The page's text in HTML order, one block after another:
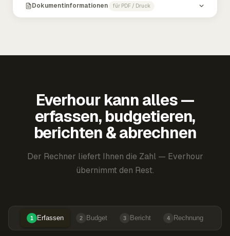
Dokumentinformationen für PDF / Druck
Everhour kann alles —
erfassen, budgetieren,
berichten & abrechnen
Der Rechner liefert Ihnen die Zahl — Everhour
übernimmt den Rest.
1 Erfassen 2 Budget 3 Bericht 4 Rechnung